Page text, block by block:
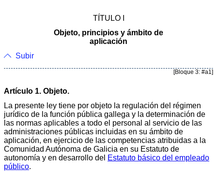
TÍTULO I
Objeto, principios y ámbito de
aplicación
Subir
[Bloque 3: #a1]
Artículo 1. Objeto.
La presente ley tiene por objeto la regulación del régimen
jurídico de la función pública gallega y la determinación de
las normas aplicables a todo el personal al servicio de las
administraciones públicas incluidas en su ámbito de
aplicación, en ejercicio de las competencias atribuidas a la
Comunidad Autónoma de Galicia en su Estatuto de
autonomía y en desarrollo del Estatuto básico del empleado
público.